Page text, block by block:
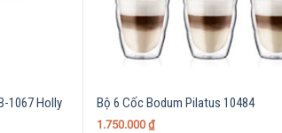
1067 Holly
Bộ 6 Cốc Bodum Pilatus 10484
1.750.000 ₫